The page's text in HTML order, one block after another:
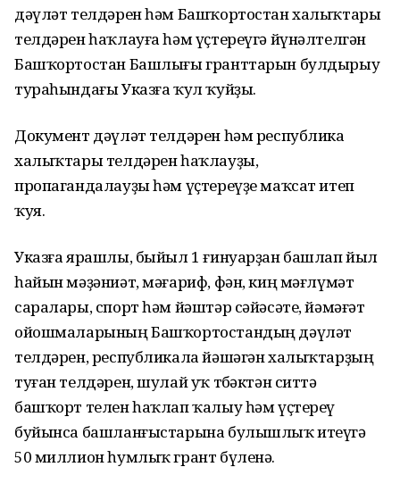
дәүләт телдәрен һәм Башҡортостан халыҡтары
телдәрен һаҡлауға һәм үҫтереүгә йүнәлтелгән
Башҡортостан Башлығы гранттарын булдырыу
тураһындағы Указға ҡул ҡуйҙы.
Документ дәүләт телдәрен һәм республика
халыҡтары телдәрен һаҡлауҙы,
пропагандалауҙы һәм үҫтереүҙе маҡсат итеп
ҡуя.
Указға ярашлы, быйыл 1 ғинуарҙан башлап йыл
һайын мәҙәниәт, мәғариф, фән, киң мәғлүмәт
саралары, спорт һәм йәштәр сәйәсәте, йәмәғәт
ойошмаларының Башҡортостандың дәүләт
телдәрен, республикала йәшәгән халыҡтарҙың
туған телдәрен, шулай уҡ төбәктән ситтә
башҡорт телен һаҡлап ҡалыу һәм үҫтереү
буйынса башланғыстарына булышлыҡ итеүгә
50 миллион һумлыҡ грант бүленә.